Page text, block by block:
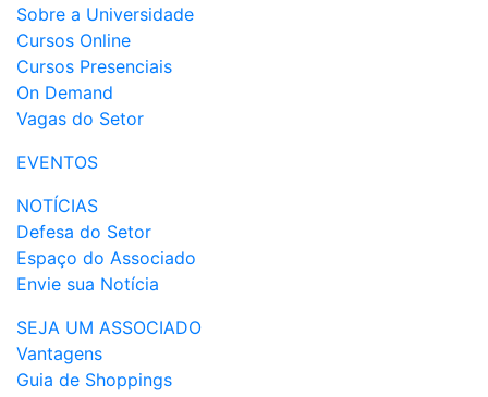
Sobre a Universidade
Cursos Online
Cursos Presenciais
On Demand
Vagas do Setor
EVENTOS
NOTÍCIAS
Defesa do Setor
Espaço do Associado
Envie sua Notícia
SEJA UM ASSOCIADO
Vantagens
Guia de Shoppings